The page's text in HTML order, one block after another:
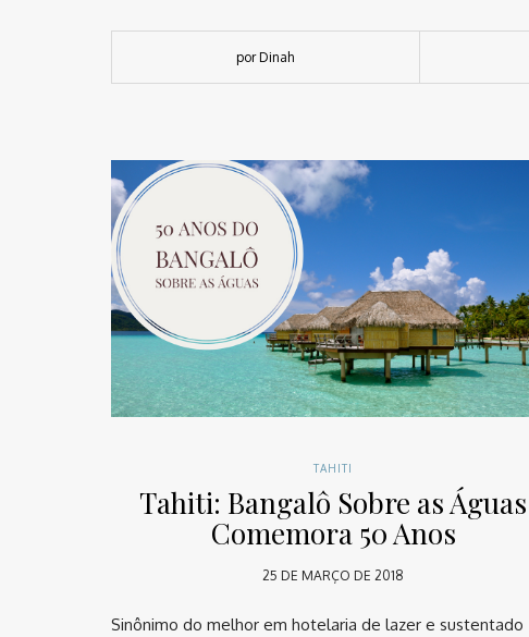
por Dinah
TAHITI
Tahiti: Bangalô Sobre as Águas
Comemora 50 Anos
25 DE MARÇO DE 2018
Sinônimo do melhor em hotelaria de lazer e sustentado